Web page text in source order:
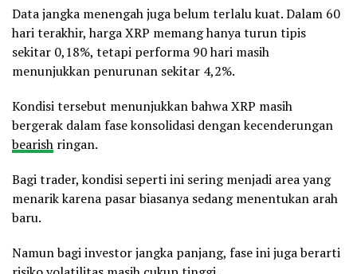
Data jangka menengah juga belum terlalu kuat. Dalam 60
hari terakhir, harga XRP memang hanya turun tipis
sekitar 0,18%, tetapi performa 90 hari masih
menunjukkan penurunan sekitar 4,2%.
Kondisi tersebut menunjukkan bahwa XRP masih
bergerak dalam fase konsolidasi dengan kecenderungan
bearish ringan.
Bagi trader, kondisi seperti ini sering menjadi area yang
menarik karena pasar biasanya sedang menentukan arah
baru.
Namun bagi investor jangka panjang, fase ini juga berarti